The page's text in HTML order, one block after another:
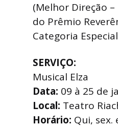
(Melhor Direção
do Prêmio
Categoria
SERVIÇO:
Musical Elza
Data: 09 à 25 de
Local: Teatro
Horário: Qui, sex.